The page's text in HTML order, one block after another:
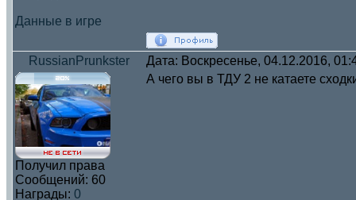
Данные в игре
RussianPrunkster Дата: Воскресенье, 04.12.2016,
Получил права
Сообщений: 60
Награды: 0
А чего вы в ТДУ 2 не катаете